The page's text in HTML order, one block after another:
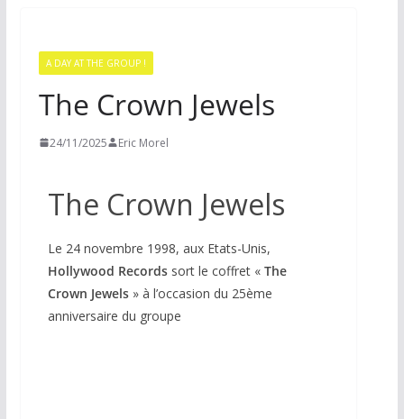
A DAY AT THE GROUP !
The Crown Jewels
24/11/2025 Eric Morel
The Crown Jewels
Le 24 novembre 1998, aux Etats-Unis,
Hollywood Recordssort le coffret « The
Crown Jewels» à l’occasion du 25ème
anniversaire du groupe